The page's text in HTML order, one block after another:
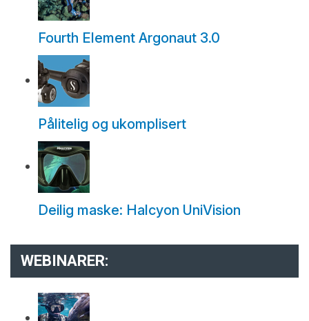
Fourth Element Argonaut 3.0
Pålitelig og ukomplisert
Deilig maske: Halcyon UniVision
WEBINARER: